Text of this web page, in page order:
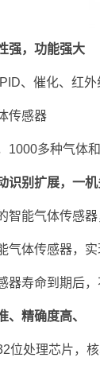
强，功能强大
、催化、红
传感器
1000多种气体
识别扩展，一机
智能气体传感
气体传感器，
器寿命到期后
精确度高、
位处理芯片，